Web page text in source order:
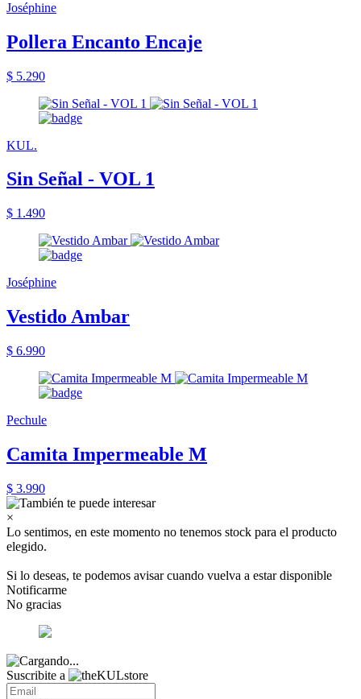
Joséphine
Pollera Encanto Encaje
$ 5.290
KUL.
Sin Señal - VOL 1
$ 1.490
Joséphine
Vestido Ambar
$ 6.990
Pechule
Camita Impermeable M
$ 3.990
×
Lo sentimos, en este momento no tenemos stock para el producto
elegido.
Si lo deseas, te podemos avisar cuando vuelva a estar disponible
Notificarme
No gracias
Suscribite a